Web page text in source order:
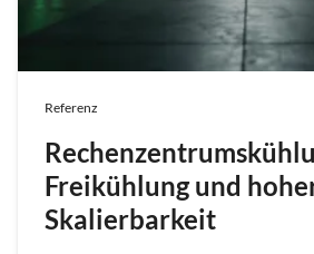
Referenz
Freikühlung und
Skalierbarkeit